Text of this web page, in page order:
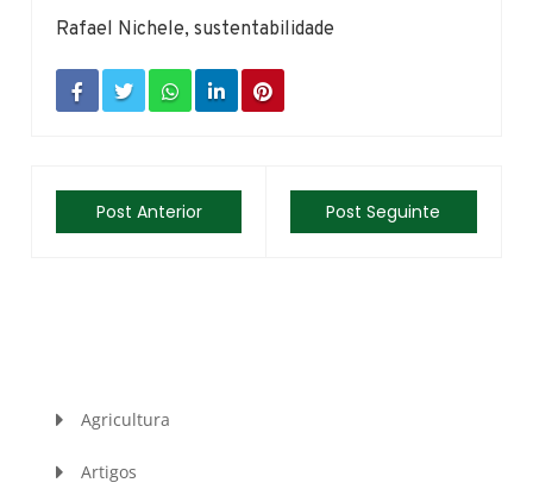
Rafael Nichele,sustentabilidade
Post Anterior Post Seguinte
Agricultura
Artigos